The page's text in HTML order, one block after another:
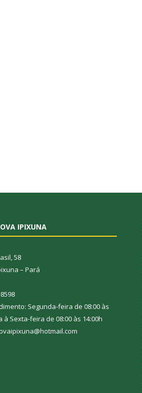
IPIXUNA
58
– Pará
Segunda-feira de 08:00 às
à Sexta-feira de 08:00 às 14:00h